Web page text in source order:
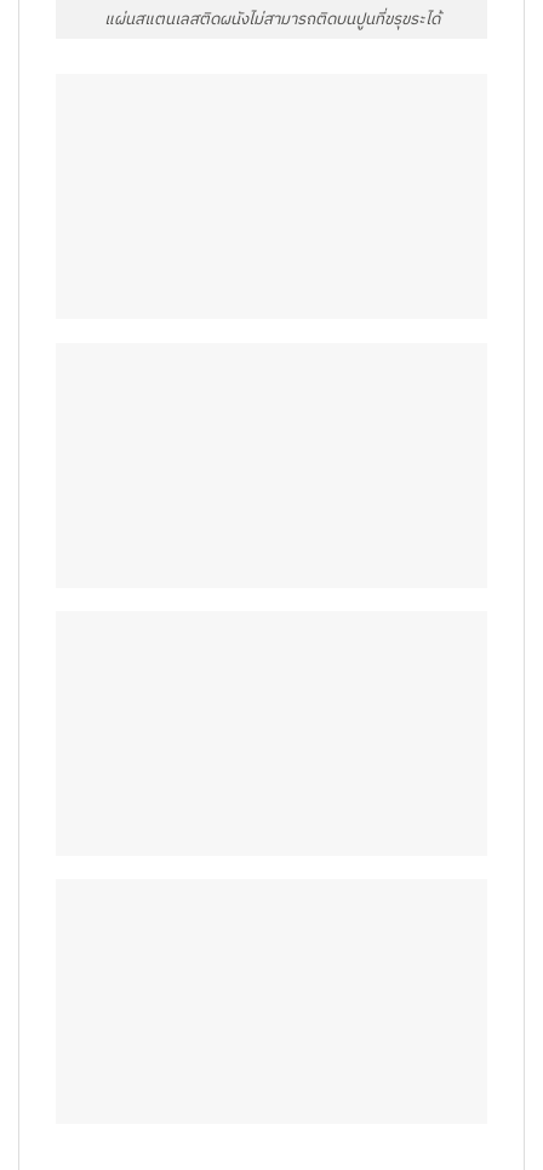
แผ่นสแตนเลสติดผนังไม่สามารถติดบนปูนที่ขรุขระได้